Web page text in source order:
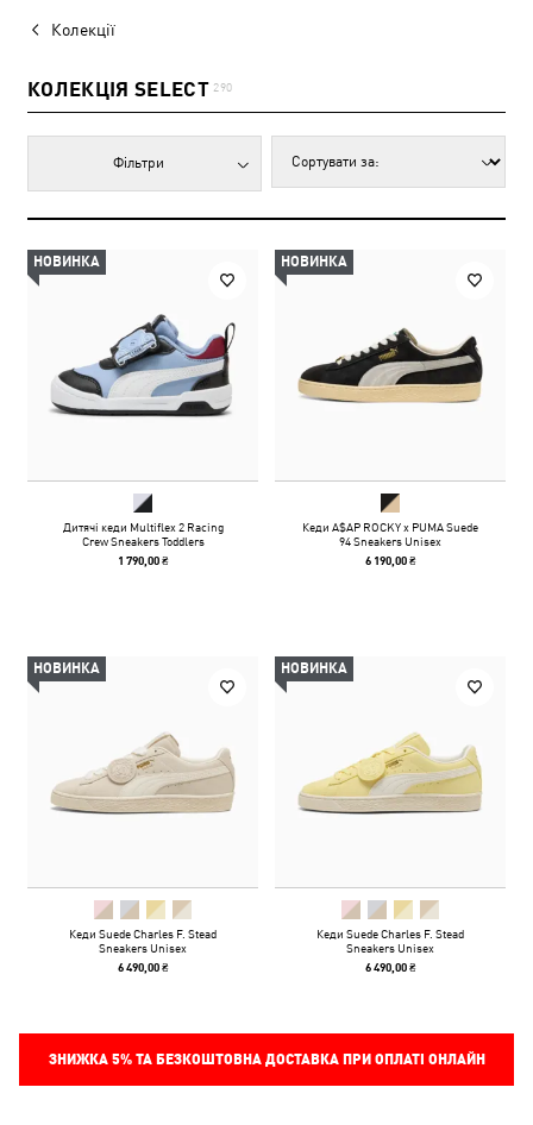
Колекції
КОЛЕКЦІЯ SELECT 290
Фільтри
НОВИНКА
Дитячі кеди Multiflex 2 Racing
Crew Sneakers Toddlers
1 790,00 ₴
НОВИНКА
Кеди A$AP ROCKY x PUMA Suede
94 Sneakers Unisex
6 190,00 ₴
НОВИНКА
Кеди Suede Charles F. Stead
Sneakers Unisex
6 490,00 ₴
НОВИНКА
Кеди Suede Charles F. Stead
Sneakers Unisex
6 490,00 ₴
ЗНИЖКА 5%ТА БЕЗКОШТОВНА ДОСТАВКА ПРИ ОПЛАТІ ОНЛАЙН